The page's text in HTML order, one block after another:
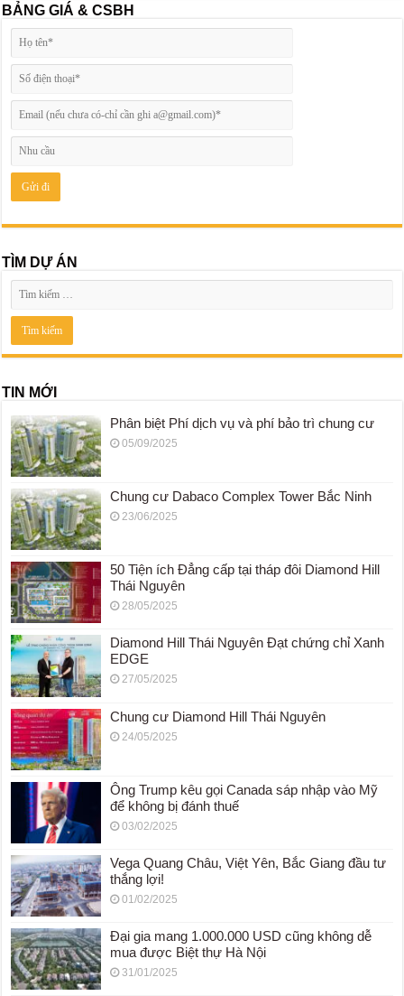
BẢNG GIÁ & CSBH
TÌM DỰ ÁN
TIN MỚI
Phân biệt Phí dịch vụ và phí bảo trì chung cư
05/09/2025
Chung cư Dabaco Complex Tower Bắc Ninh
23/06/2025
50 Tiện ích Đẳng cấp tại tháp đôi Diamond Hill
Thái Nguyên
28/05/2025
Diamond Hill Thái Nguyên Đạt chứng chỉ Xanh
EDGE
27/05/2025
Chung cư Diamond Hill Thái Nguyên
24/05/2025
Ông Trump kêu gọi Canada sáp nhập vào Mỹ
để không bị đánh thuế
03/02/2025
Vega Quang Châu, Việt Yên, Bắc Giang đầu tư
thắng lợi!
01/02/2025
Đại gia mang 1.000.000 USD cũng không dễ
mua được Biệt thự Hà Nội
31/01/2025